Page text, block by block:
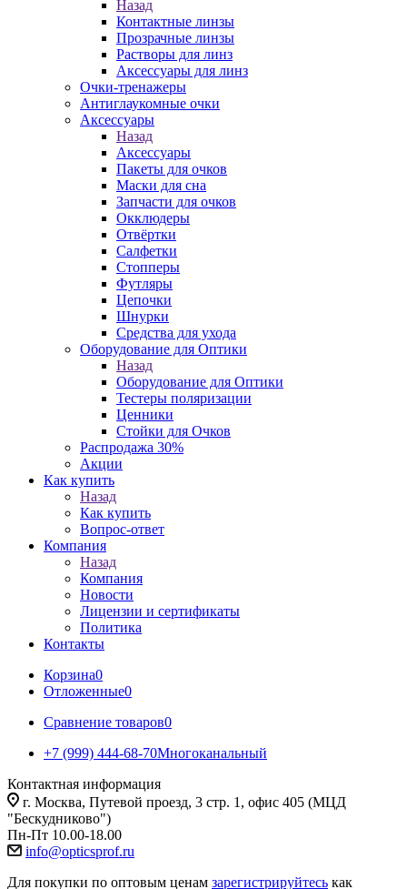
Назад
Контактные линзы
Прозрачные линзы
Растворы для линз
Аксессуары для линз
Очки-тренажеры
Антиглаукомные очки
Аксессуары
Назад
Аксессуары
Пакеты для очков
Маски для сна
Запчасти для очков
Окклюдеры
Отвёртки
Салфетки
Стопперы
Футляры
Цепочки
Шнурки
Средства для ухода
Оборудование для Оптики
Назад
Оборудование для Оптики
Тестеры поляризации
Ценники
Стойки для Очков
Распродажа 30%
Акции
Как купить
Назад
Как купить
Вопрос-ответ
Компания
Назад
Компания
Новости
Лицензии и сертификаты
Политика
Контакты
Корзина0
Отложенные0
Сравнение товаров0
+7 (999) 444-68-70Многоканальный
Контактная информация
г. Москва, Путевой проезд, 3 стр. 1, офис 405 (МЦД
"Бескудниково")
Пн-Пт 10.00-18.00
info@opticsprof.ru
Для покупки по оптовым ценам зарегистрируйтесь как